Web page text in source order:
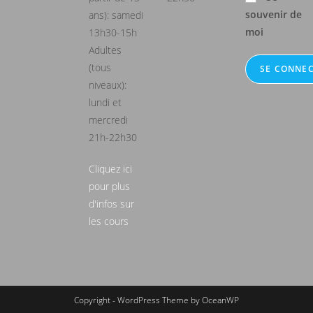
ans): samedi
13h30-15h
Adultes
(tous
niveaux):
lundi et
mercredi
21h-22h30
Cliquez ici
pour plus
d'infos sur
les cours
souvenir de
moi
Copyright - WordPress Theme by OceanWP